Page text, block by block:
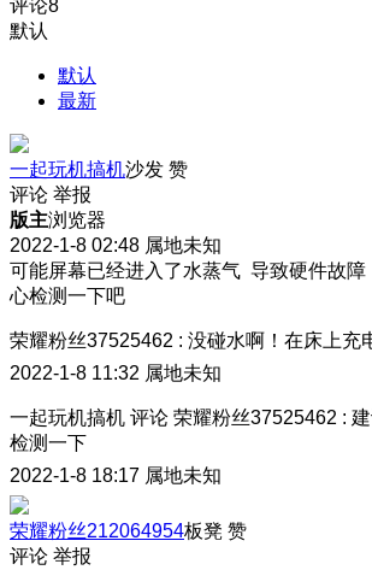
评论8
默认
默认
最新
一起玩机搞机沙发 赞
评论 举报
版主浏览器
2022-1-8 02:48 属地未知
可能屏幕已经进入了水蒸气 导致硬件故
心检测一下吧
荣耀粉丝37525462 : 没碰水啊！在床上充
2022-1-8 11:32 属地未知
一起玩机搞机 评论 荣耀粉丝37525462 :
检测一下
2022-1-8 18:17 属地未知
荣耀粉丝212064954板凳 赞
评论 举报